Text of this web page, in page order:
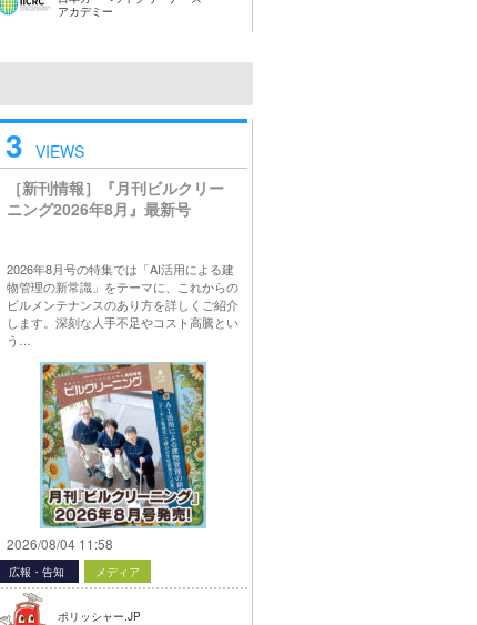
アカデミー
3 VIEWS
［新刊情報］『月刊ビルクリー
ニング2026年8月』最新号
2026年8月号の特集では「AI活用による建
物管理の新常識」をテーマに、これからの
ビルメンテナンスのあり方を詳しくご紹介
します。深刻な人手不足やコスト高騰とい
う…
2026/08/04 11:58
広報・告知 メディア
ポリッシャー.JP